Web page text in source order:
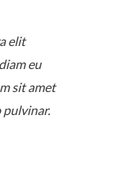
elit
eu
sit amet